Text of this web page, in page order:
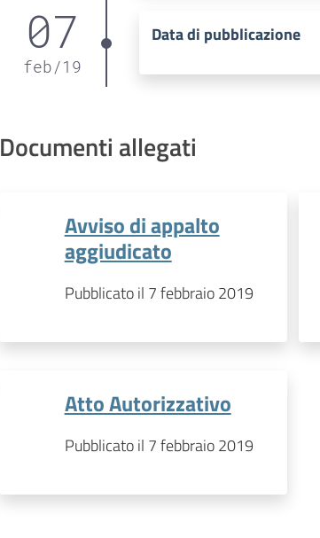
07
feb/19
Data di pubblicazione
Documenti allegati
Avviso di appalto
aggiudicato
Pubblicato il 7 febbraio 2019
Atto Autorizzativo
Pubblicato il 7 febbraio 2019